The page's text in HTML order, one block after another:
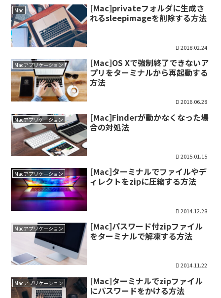
Mac
[Mac]privateフォルダに生成さ
れるsleepimageを削除する方法
2018.02.24
Macアプリケーション
[Mac]OS Xで強制終了できないア
プリをターミナルから再起動する
方法
2016.06.28
Macアプリケーション
[Mac]Finderが動かなくなった場
合の対処法
2015.01.15
Macアプリケーション
[Mac]ターミナルでファイルやデ
ィレクトをzipに圧縮する方法
2014.12.28
Macアプリケーション
[Mac]パスワード付zipファイル
をターミナルで解凍する方法
2014.11.22
Macアプリケーション
[Mac]ターミナルでzipファイル
にパスワードをかける方法